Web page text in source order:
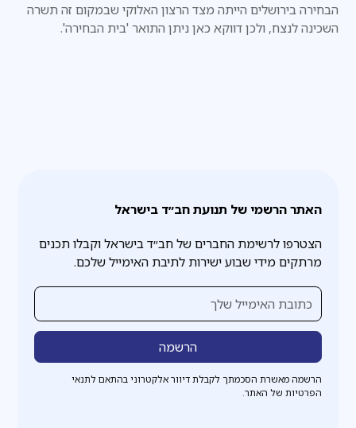
הבחירה בירושלים הייתה מצד הרצון האלוקי שבמקום זה תשרה
השכינה לנצח, ולכן דווקא כאן ניתן התואר 'בית הבחירה'.
האתר הרשמי של תנועת חב״ד בישראל
הצטרפו לרשימת החברים של חב״ד בישראל וקבלו תכנים
מרתקים מידי שבוע ישירות לתיבת האימייל שלכם.
הרשמה מאשרת הסכמתך לקבלת דיוור אלקטרוני בהתאם לתנאי
הפרטיות של האתר.